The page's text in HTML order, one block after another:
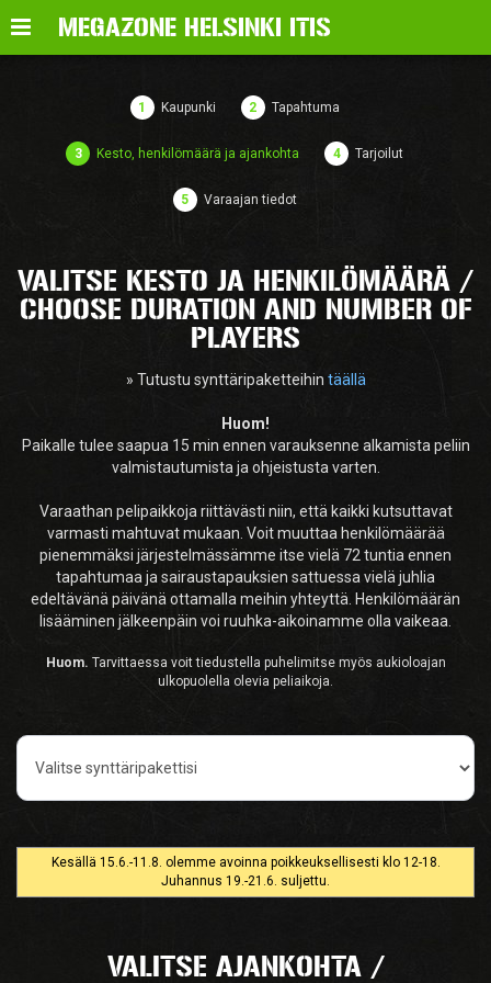
Valikko
MEGAZONE HELSINKI ITIS
1 Kaupunki 2 Tapahtuma
3 Kesto, henkilömäärä ja ajankohta 4 Tarjoilut
5 Varaajan tiedot
VALITSE KESTO JA HENKILÖMÄÄRÄ /
CHOOSE DURATION AND NUMBER OF
PLAYERS
» Tutustu synttäripaketteihin täällä
Huom!
Paikalle tulee saapua 15 min ennen varauksenne alkamista peliin
valmistautumista ja ohjeistusta varten.
Varaathan pelipaikkoja riittävästi niin, että kaikki kutsuttavat
varmasti mahtuvat mukaan. Voit muuttaa henkilömäärää
pienemmäksi järjestelmässämme itse vielä 72 tuntia ennen
tapahtumaa ja sairaustapauksien sattuessa vielä juhlia
edeltävänä päivänä ottamalla meihin yhteyttä. Henkilömäärän
lisääminen jälkeenpäin voi ruuhka-aikoinamme olla vaikeaa.
Huom. Tarvittaessa voit tiedustella puhelimitse myös aukioloajan
ulkopuolella olevia peliaikoja.
Kesällä 15.6.-11.8. olemme avoinna poikkeuksellisesti klo 12-18.
Juhannus 19.-21.6. suljettu.
VALITSE AJANKOHTA /